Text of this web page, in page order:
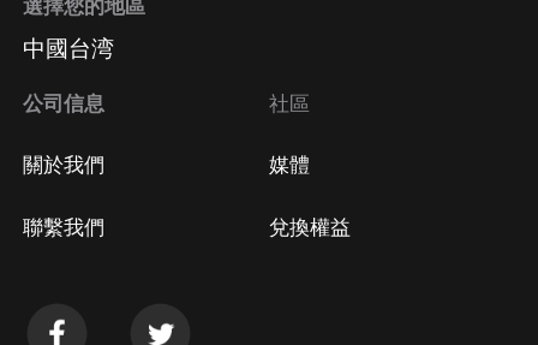
選擇您的地區
中國台湾
公司信息
關於我們
聯繫我們
社區
媒體
兌換權益